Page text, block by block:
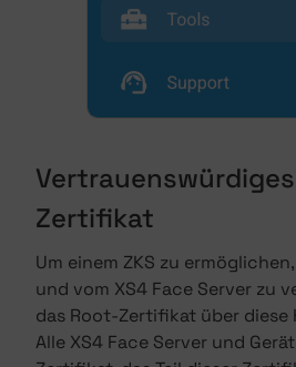
Zertifikat
Um einem ZKS zu
und vom XS4 Face Server zu
das Root-Zertifikat über diese
Alle XS4 Face Server und